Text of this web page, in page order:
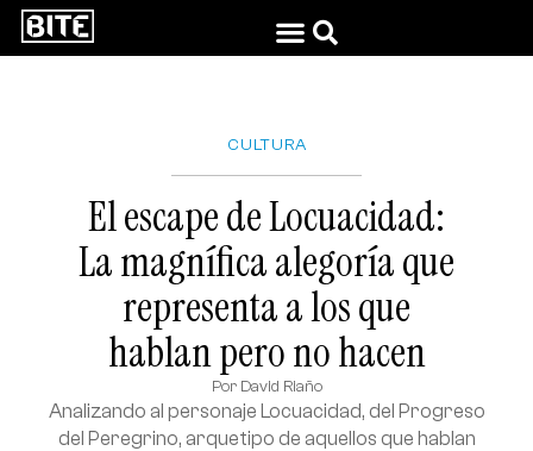
CULTURA
El escape de Locuacidad:
La magnífica alegoría que
representa a los que
hablan pero no hacen
Por David Riaño
Analizando al personaje Locuacidad, del Progreso
del Peregrino, arquetipo de aquellos que hablan